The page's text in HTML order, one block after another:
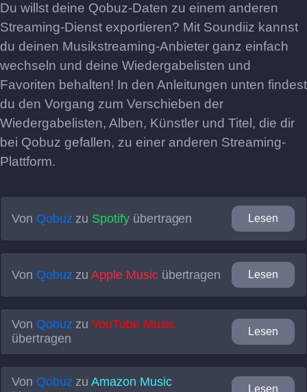
Du willst deine Qobuz-Daten zu einem anderen
Streaming-Dienst exportieren? Mit Soundiiz kannst
du deinen Musikstreaming-Anbieter ganz einfach
wechseln und deine Wiedergabelisten und
Favoriten behalten! In den Anleitungen unten findest
du den Vorgang zum Verschieben der
Wiedergabelisten, Alben, Künstler und Titel, die dir
bei Qobuz gefallen, zu einer anderen Streaming-
Plattform.
Von Qobuz zu Spotifyübertragen Lesen
Von Qobuz zuApple Musicübertragen Lesen
Von Qobuz zuYouTube Music
übertragen
Lesen
Von Qobuz zuAmazon Music
Lesen